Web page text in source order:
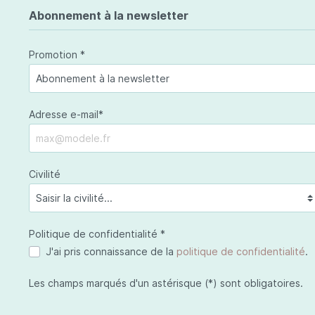
Les toiles
Maquillages
Artdeco
Malu Wilz
Pinceaux
Pinceaux pour les lèvres
Peggy Sage
Jojoba Care
Malu Wilz
Celestetic
Celestetic
Abonnement à la newsletter
Promotion *
Adresse e-mail*
Civilité
Politique de confidentialité *
J'ai pris connaissance de la politique de confidentialité.
Les champs marqués d'un astérisque (*) sont obligatoires.